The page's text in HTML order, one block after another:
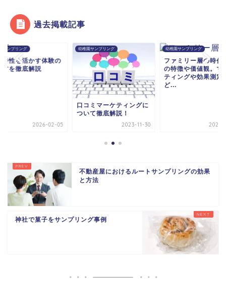
過去掲載記事
サンプリング
特性を活かす体験の
方を徹底解説
2026-02-05
幼稚園サンプリング
口コミマーケティングに
ついて徹底解説！
2023-11-30
幼稚園サンプリング
ファミリー層の時代
の特徴や価値観。マ
ティングや効果測定
ど...
2023-
不動産屋におけるルートサンプリングの効果
と方法
神社で菓子をサンプリング事例